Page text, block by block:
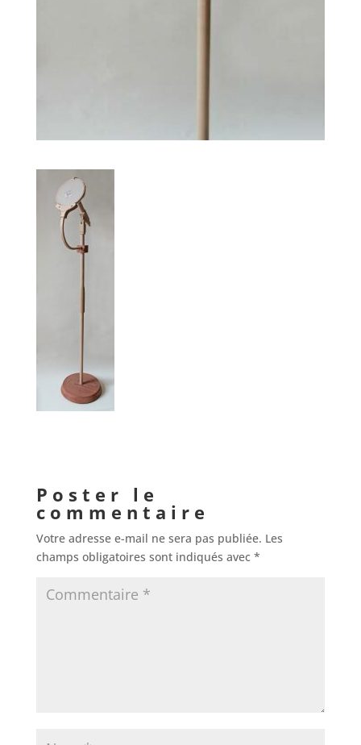
Poster le
commentaire
Votre adresse e-mail ne sera pas publiée. Les
champs obligatoires sont indiqués avec *